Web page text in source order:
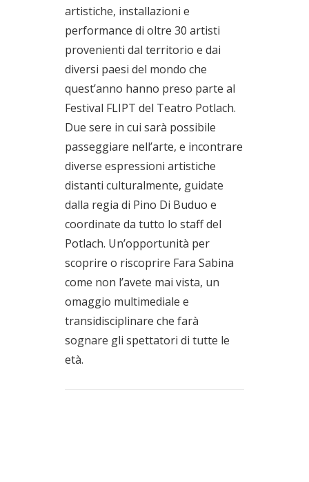
artistiche, installazioni e
performance di oltre 30 artisti
provenienti dal territorio e dai
diversi paesi del mondo che
quest’anno hanno preso parte al
Festival FLIPT del Teatro Potlach.
Due sere in cui sarà possibile
passeggiare nell’arte, e incontrare
diverse espressioni artistiche
distanti culturalmente, guidate
dalla regia di Pino Di Buduo e
coordinate da tutto lo staff del
Potlach. Un’opportunità per
scoprire o riscoprire Fara Sabina
come non l’avete mai vista, un
omaggio multimediale e
transidisciplinare che farà
sognare gli spettatori di tutte le
età.